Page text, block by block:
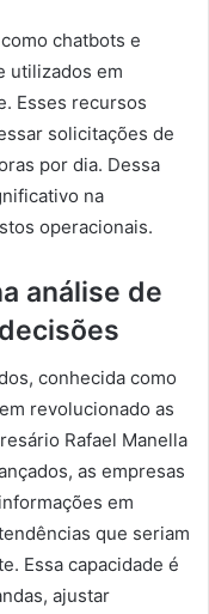
chatbots e
utilizados em
Esses recursos
solicitações de
por dia. Dessa
na
operacionais.
análise de
conhecida como
revolucionado as
Rafael Manella
as empresas
em
que seriam
Essa capacidade é
ajustar